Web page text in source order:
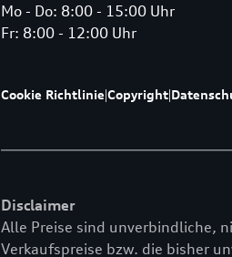
Mo - Do: 8:00 - 15:00 Uhr
Fr: 8:00 - 12:00 Uhr
Cookie Richtlinie|Copyright|
Disclaimer
Alle Preise sind unverbindliche,
Verkaufspreise bzw. die bisher